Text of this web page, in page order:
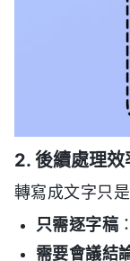
2. 後續處理效
轉寫成文字只
只需逐字稿
需要會議結